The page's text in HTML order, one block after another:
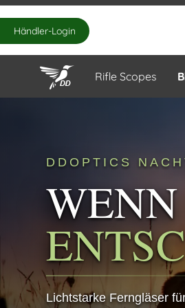
Händler-Login
Rifle Scopes
DDOPTICS
Lichtstarke Ferngläser